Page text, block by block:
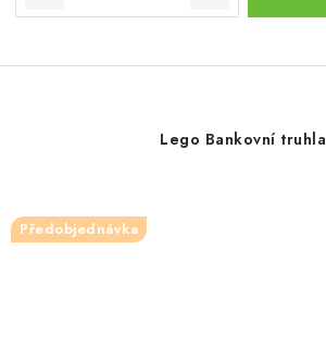
Lego Bankovní truhla
Předobjednávka